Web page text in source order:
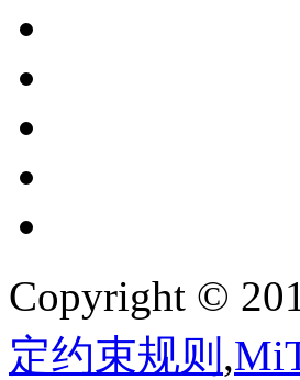
Copyright ©
定约束规则 ,